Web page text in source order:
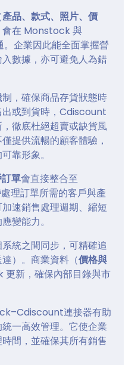
產品、款式、照片、價
會在 Monstock 與
企業因此能全面掌握營
數據，亦可避免人為錯
，確保商品存貨狀態時
或到貨時，Cdiscount
徹底杜絕超賣或缺貨風
提供流暢的顧客體驗，
靠形象。
單會直接整合至
理訂單所需的客戶與產
速銷售處理週期、縮短
變能力。
統之間同步，可精確追
）。商業資料（價格與
新，確保內部目錄與市
連接器有助
一高效管理。它使企業
間，並確保其所有銷售